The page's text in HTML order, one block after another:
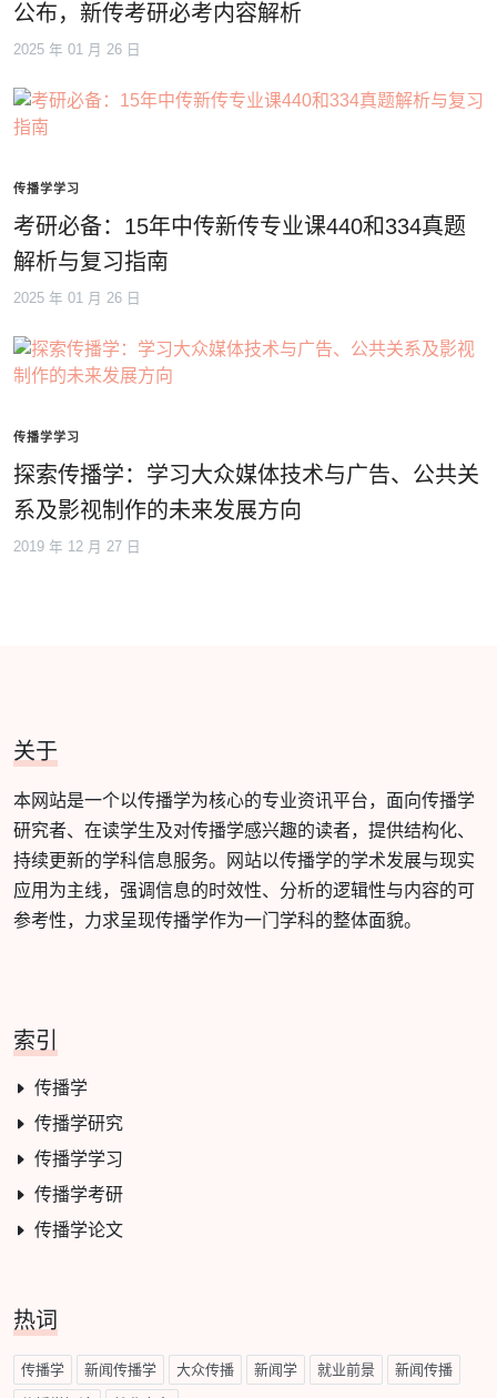
公布，新传考研必考内容解析
2025 年 01 月 26 日
传播学学习
考研必备：15年中传新传专业课440和334真题
解析与复习指南
2025 年 01 月 26 日
传播学学习
探索传播学：学习大众媒体技术与广告、公共关
系及影视制作的未来发展方向
2019 年 12 月 27 日
关于
本网站是一个以传播学为核心的专业资讯平台，面向传播学
研究者、在读学生及对传播学感兴趣的读者，提供结构化、
持续更新的学科信息服务。网站以传播学的学术发展与现实
应用为主线，强调信息的时效性、分析的逻辑性与内容的可
参考性，力求呈现传播学作为一门学科的整体面貌。
索引
传播学
传播学研究
传播学学习
传播学考研
传播学论文
热词
传播学 新闻传播学 大众传播 新闻学 就业前景 新闻传播